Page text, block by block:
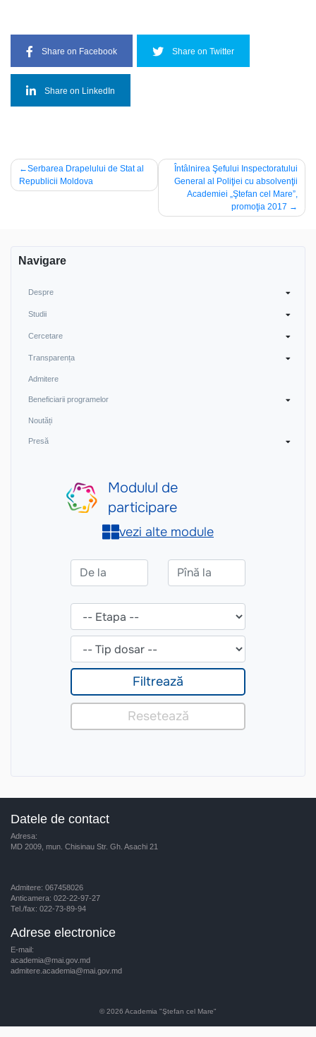
Share on Facebook Share on Twitter
Share on LinkedIn
Navigare
în
Serbarea Drapelului de Stat al
Republicii Moldova
Întâlnirea Şefului Inspectoratului
General al Poliţiei cu absolvenţii
Academiei „Ştefan cel Mare”,
promoţia 2017
Navigare
Despre
Studii
Cercetare
Transparența
Admitere
Beneficiarii programelor
Noutăți
Presă
Datele de contact
Adresa:
MD 2009, mun. Chisinau Str. Gh. Asachi 21
Admitere: 067458026
Anticamera: 022-22-97-27
Tel./fax: 022-73-89-94
Adrese electronice
E-mail:
academia@mai.gov.md
admitere.academia@mai.gov.md
© 2026 Academia "Ştefan cel Mare"